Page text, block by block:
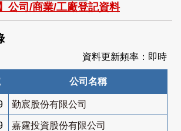
公司/商業/工廠登記資料
資料更新頻率：即時
公司名稱
勤宸股份有限公司
嘉霆投資股份有限公司